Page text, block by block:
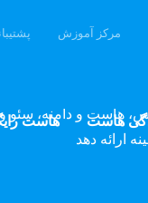
هاست هاست
مرکز آموزش
هاست و دامنه، سئو